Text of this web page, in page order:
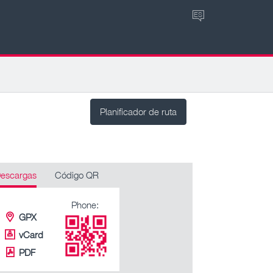
ES
Planificador de ruta
Código QR
GPX
vCard
PDF
Phone: